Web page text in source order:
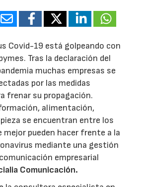
Covid-19 está golpeando con
Tras la declaración del
muchas empresas se
por las medidas
frenar su propagación.
alimentación,
se encuentran entre los
mejor pueden hacer frente a la
mediante una gestión
empresarial
Comunicación.